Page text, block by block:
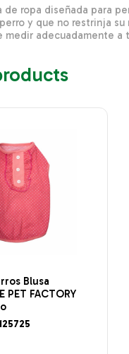
de ropa diseñada para
y que no restrinja
medir adecuadamente
Blusa
PET FACTORY